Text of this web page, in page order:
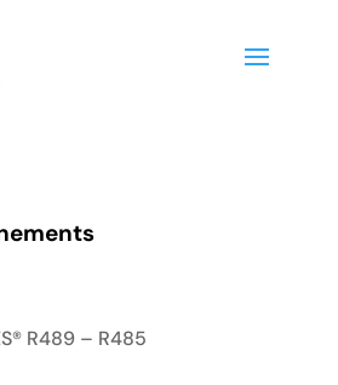
R489 – R485